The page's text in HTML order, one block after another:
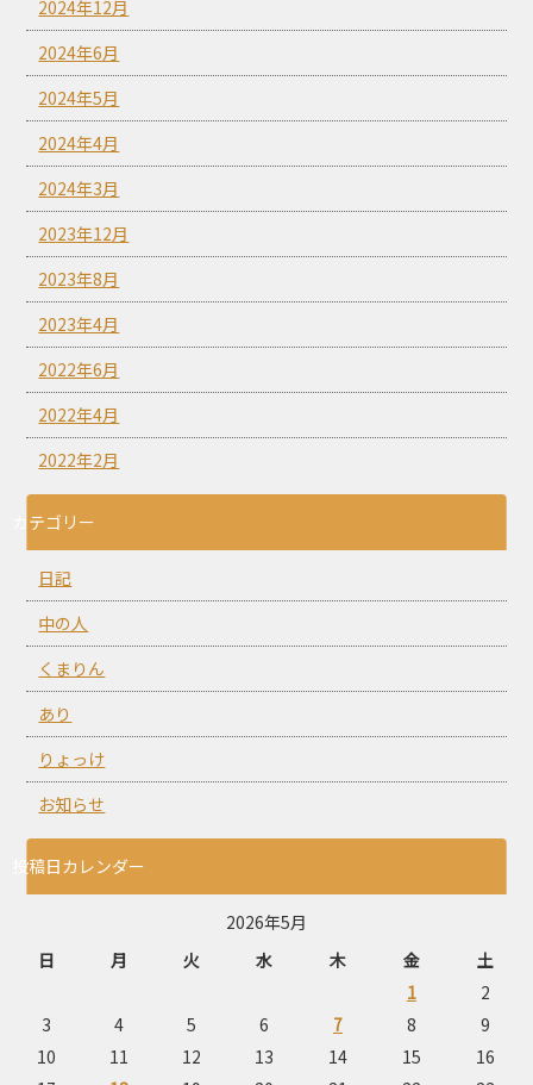
2024年12月
2024年6月
2024年5月
2024年4月
2024年3月
2023年12月
2023年8月
2023年4月
2022年6月
2022年4月
2022年2月
カテゴリー
日記
中の人
くまりん
あり
りょっけ
お知らせ
投稿日カレンダー
2026年5月
日
月 火 水 木 金
土
1
2
3
4 5 6 7 8
9
10
11 12 13 14 15
16